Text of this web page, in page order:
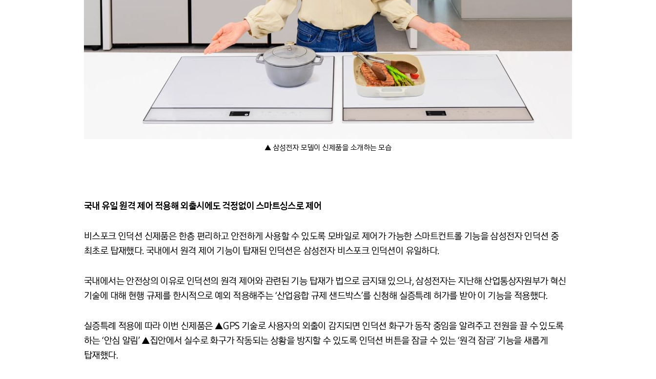
▲ 삼성전자 모델이 신제품을 소개하는 모습
국내 유일 원격 제어 적용해 외출시에도 걱정없이 스마트싱스로 제어
비스포크 인덕션 신제품은 한층 편리하고 안전하게 사용할 수 있도록 모바일로 제어가 가능한 스마트컨트롤 기능을 삼성전자 인덕션 중
최초로 탑재했다. 국내에서 원격 제어 기능이 탑재된 인덕션은 삼성전자 비스포크 인덕션이 유일하다.
국내에서는 안전상의 이유로 인덕션의 원격 제어와 관련된 기능 탑재가 법으로 금지돼 있으나, 삼성전자는 지난해 산업통상자원부가 혁신
기술에 대해 현행 규제를 한시적으로 예외 적용해주는 ‘산업융합 규제 샌드박스’를 신청해 실증특례 허가를 받아 이 기능을 적용했다.
실증특례 적용에 따라 이번 신제품은 ▲GPS 기술로 사용자의 외출이 감지되면 인덕션 화구가 동작 중임을 알려주고 전원을 끌 수 있도록
하는 ‘안심 알림’ ▲집안에서 실수로 화구가 작동되는 상황을 방지할 수 있도록 인덕션 버튼을 잠글 수 있는 ‘원격 잠금’ 기능을 새롭게
탑재했다.